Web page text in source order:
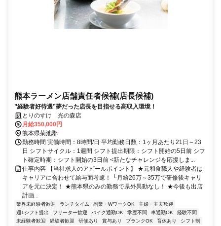
熊本ラーメン店舗責任者候補(店長候補)
”経験者好待遇”夢だった店長を目指せる高収入環境！
とりのすけ 光の森店
月給350,000円
熊本県菊池郡
勤務時間 実働時間：8時間/日 平均勤務日数：1ヶ月あたり21日～23
日 シフトサイクル：1週間 シフト提出期限：シフト開始の5日前 シフ
ト確定時期：シフト開始の3日前 <新たなチャレンジを応援しま...
仕事内容 【当社求人のアピールポイント】 ★元和食職人や経験者は
キャリアに合わせて給与面考慮！ └月給26万～35万で研修後キャリ
アを元に決定！ ★熊本県のみの勤務で県外異動なし！ ★今後も出店
計画...
業界未経験者歓迎 ランチタイム 副業・WワークOK
主婦・主夫歓迎
週1シフト提出
フリーター歓迎 バイク通勤OK 学歴不問 車通勤OK
経験不問
未経験者歓迎
経験者歓迎 研修あり 賞与あり ブランクOK 育休あり
シフト制